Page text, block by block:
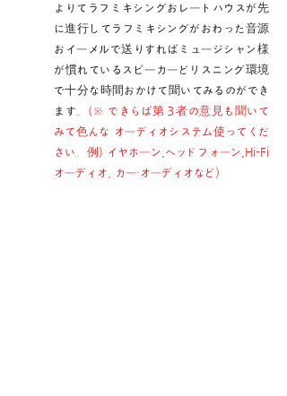
よりてラフミキシングおレートハウスが先
に進行してラフミキシングがおわった音源
おイーメルで送りすればミュージシャン様
が慣れているスピーカーどリスニング環境
で十分な時間おかけて聞いてみるのができ
ます。 (※ できらば第３者の意見も聞いて
みて色んな オーディオシステム使ってくだ
さい。例) イヤホーン,ヘッドフォーン,Hi-Fi
オーディオ, カー・オーディオなど）